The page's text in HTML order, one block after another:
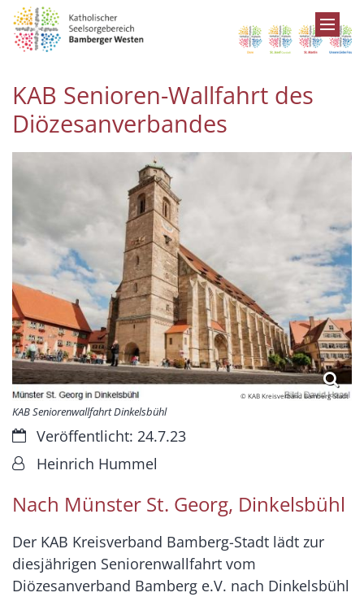
Zum Inhalt springen
KAB Senioren-Wallfahrt des
Diözesanverbandes
© KAB Kreisverband Bamberg-Stadt
KAB Seniorenwallfahrt Dinkelsbühl
Datum:Veröffentlicht: 24.7.23
Von:Heinrich Hummel
Nach Münster St. Georg, Dinkelsbühl
Der KAB Kreisverband Bamberg-Stadt lädt zur
diesjährigen Seniorenwallfahrt vom
Diözesanverband Bamberg e.V. nach Dinkelsbühl